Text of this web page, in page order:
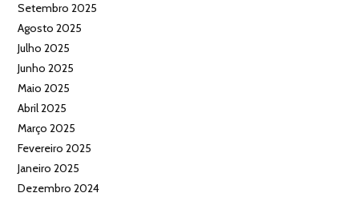
Setembro 2025
Agosto 2025
Julho 2025
Junho 2025
Maio 2025
Abril 2025
Março 2025
Fevereiro 2025
Janeiro 2025
Dezembro 2024